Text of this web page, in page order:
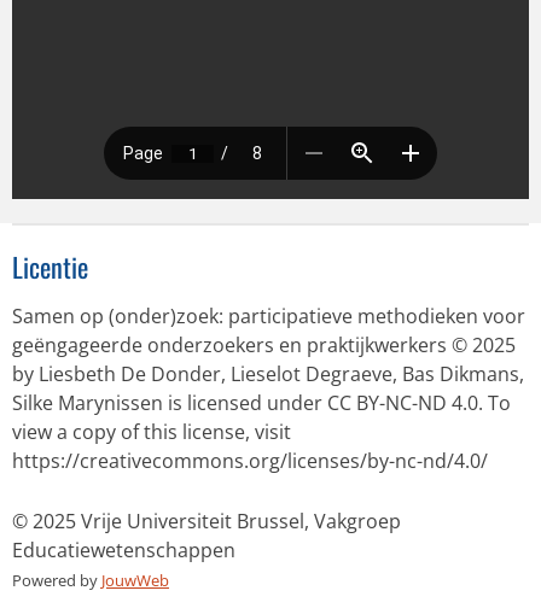
Licentie
Samen op (onder)zoek: participatieve methodieken voor
geëngageerde onderzoekers en praktijkwerkers © 2025
by Liesbeth De Donder, Lieselot Degraeve, Bas Dikmans,
Silke Marynissen is licensed under CC BY-NC-ND 4.0. To
view a copy of this license, visit
https://creativecommons.org/licenses/by-nc-nd/4.0/
© 2025 Vrije Universiteit Brussel, Vakgroep
Educatiewetenschappen
Powered by JouwWeb